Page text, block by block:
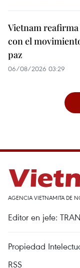
Vietnam
con el
paz
06/08/2026 03:29
AGENCIA VIETNAMITA DE
Editor en jefe:
Propiedad
RSS